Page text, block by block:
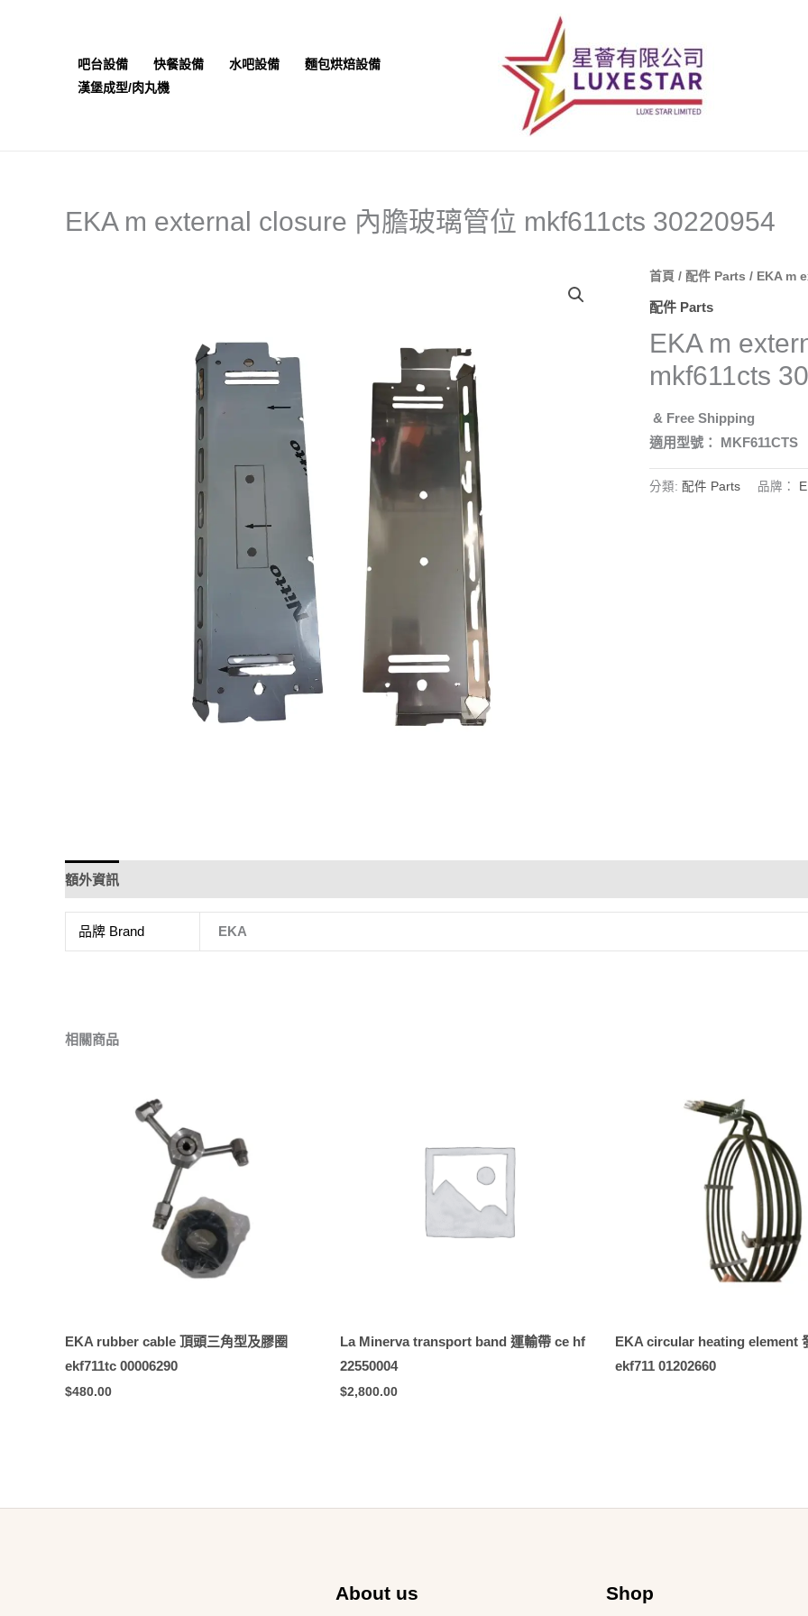
吧台設備 快餐設備 水吧設備
麵包烘焙設備
漢堡成型/肉丸機
EKA m external closure 內膽玻璃管位 mkf611cts 30220954
首頁 / 配件 Parts / EKA m
配件 Parts
EKA m
mkf611cts
& Free Shipping
適用型號： MKF611CTS
分類: 配件 Parts 品牌：
額外資訊
品牌 Brand EKA
相關商品
EKA rubber cable 頂頭三角型及膠圈
ekf711tc 00006290
$480.00
La Minerva transport band 運輸帶 ce hf
22550004
$2,800.00
EKA circular heating element
ekf711 01202660
About us Shop